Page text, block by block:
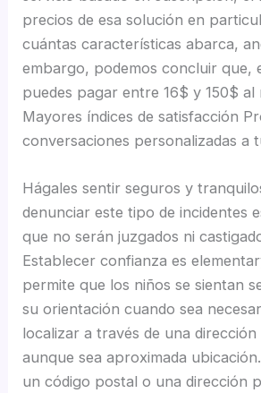
precios de esa solución en
cuántas características abarca,
embargo, podemos concluir que,
puedes pagar entre 16$ y 150$ al
Mayores índices de satisfacción
conversaciones personalizadas a
Hágales sentir seguros y
denunciar este tipo de incidentes
que no serán juzgados ni
Establecer confianza es
permite que los niños se sientan
su orientación cuando sea
localizar a través de una dirección
aunque sea aproximada
un código postal o una dirección